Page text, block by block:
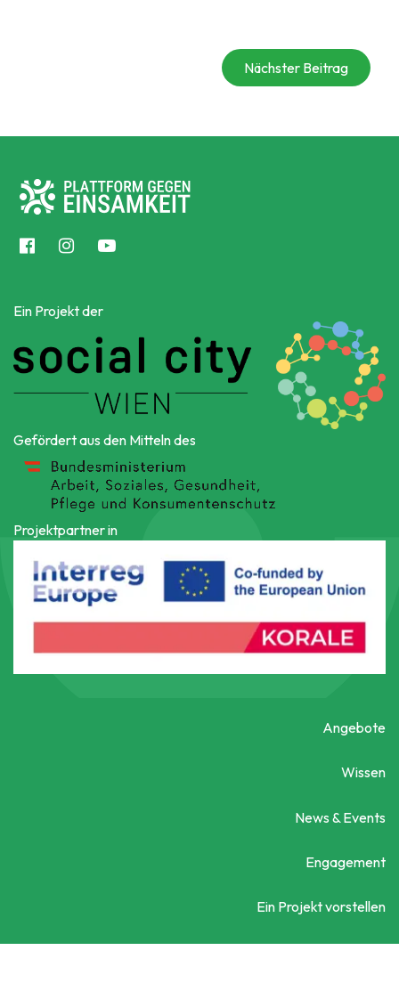
Nächster Beitrag
Ein Projekt der
Gefördert aus den Mitteln des
Projektpartner in
Angebote
Wissen
News & Events
Engagement
Ein Projekt vorstellen